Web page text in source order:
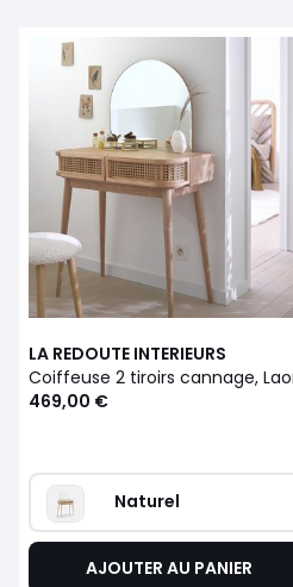
LA REDOUTE INTERIEURS
Coiffeuse 2 tiroirs cannage,
469,00 €
Naturel
AJOUTER AU PANIER